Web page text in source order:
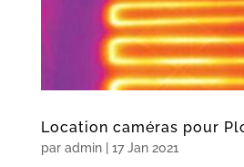
Location caméras pour
par admin| 17 Jan 2021